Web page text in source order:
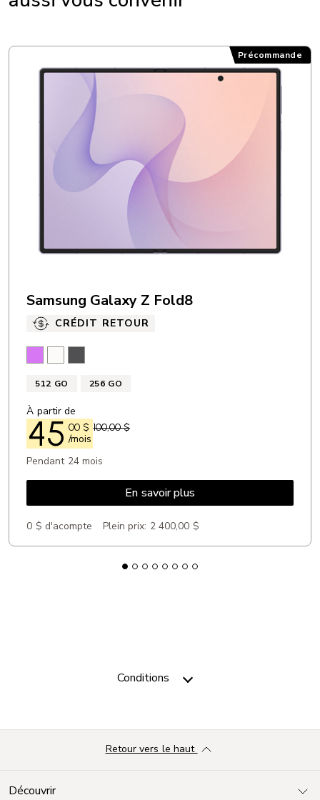
Radio FM: non
Format de carte SIM: nano Sim
PROCESSEUR
Processeur: Quadri-cœur Mediatek MT6739WW
Résolution: 128 x 128 px
Type d’écran: ACL
Samsung Galaxy Z Fold8
Précommande
CRÉDIT RETOUR
512 GO 256 GO
À partir de
45 00 $
/mois
100,00 $
Pendant 24 mois
En savoir plus
0 $ d'acompte Plein prix: 2 400,00 $
Conditions
Découvrir
Retour vers le haut